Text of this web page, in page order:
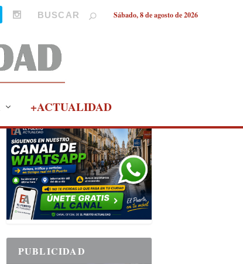
Sábado, 8 de agosto de 2026
+ACTUALIDAD
PUBLICIDAD
PUBLICIDAD